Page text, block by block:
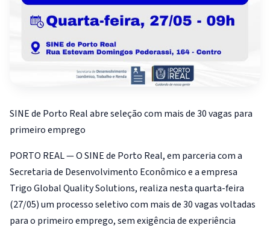
SINE de Porto Real abre seleção com mais de 30 vagas para
primeiro emprego
PORTO REAL — O SINE de Porto Real, em parceria com a
Secretaria de Desenvolvimento Econômico e a empresa
Trigo Global Quality Solutions, realiza nesta quarta-feira
(27/05) um processo seletivo com mais de 30 vagas voltadas
para o primeiro emprego, sem exigência de experiência